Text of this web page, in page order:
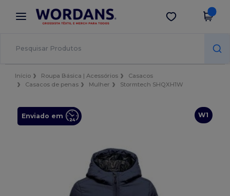
× App Wordans
Melhores preços na app!
Obter app
Início Roupa Básica | Acessórios
Casacos
Casacos de penas
Mulher Stormtech SHQXH1W
W1
Enviado em